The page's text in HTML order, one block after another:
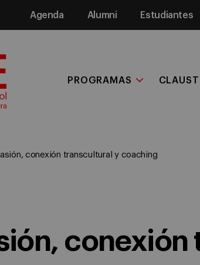
Agenda Alumni Estudiantes
PROGRAMAS
conexión transcultural y coaching
conexión